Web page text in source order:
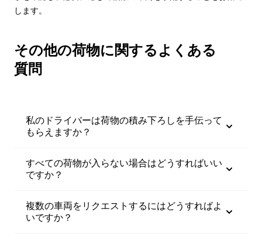
します。
その他の荷物に関するよくある
質問
私のドライバーは荷物の積み下ろしを手伝って
もらえますか？
すべての荷物が入らない場合はどうすればいい
ですか？
複数の車両をリクエストするにはどうすればよ
いですか？